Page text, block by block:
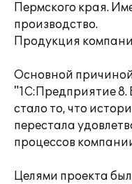
Пермского края.
производство.
Продукция
Основной
"1С:Предприятие 8.
стало то, что
перестала
процессов
Целями проекта